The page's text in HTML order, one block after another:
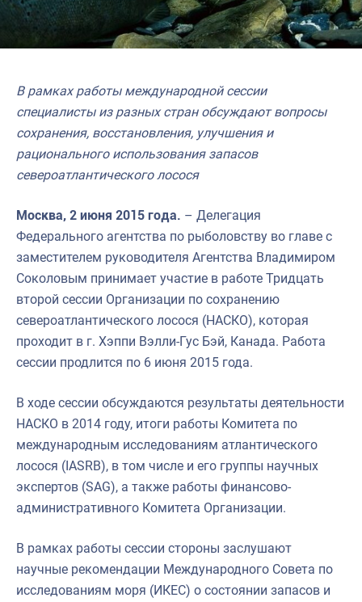
В рамках работы международной сессии
специалисты из разных стран обсуждают вопросы
сохранения, восстановления, улучшения и
рационального использования запасов
североатлантического лосося
Москва, 2 июня 2015 года. – Делегация
Федерального агентства по рыболовству во главе с
заместителем руководителя Агентства Владимиром
Соколовым принимает участие в работе Тридцать
второй сессии Организации по сохранению
североатлантического лосося (НАСКО), которая
проходит в г. Хэппи Вэлли-Гус Бэй, Канада. Работа
сессии продлится по 6 июня 2015 года.
В ходе сессии обсуждаются результаты деятельности
НАСКО в 2014 году, итоги работы Комитета по
международным исследованиям атлантического
лосося (IASRB), в том числе и его группы научных
экспертов (SAG), а также работы финансово-
административного Комитета Организации.
В рамках работы сессии стороны заслушают
научные рекомендации Международного Совета по
исследованиям моря (ИКЕС) о состоянии запасов и